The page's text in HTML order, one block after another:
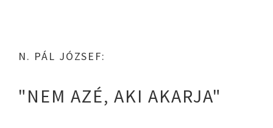
N. PÁL JÓZSEF:
"NEM AZÉ, AKI AKARJA"